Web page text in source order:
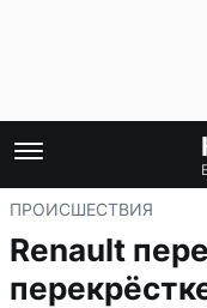
ПРОИСШЕСТВИЯ
Renault